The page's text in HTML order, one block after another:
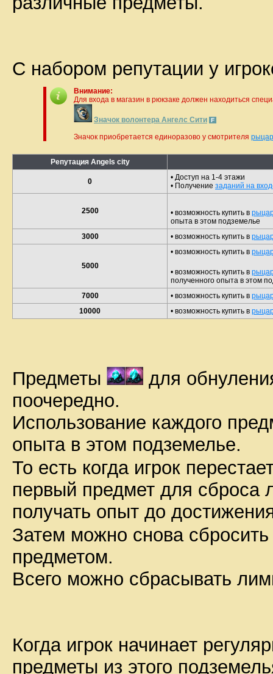
С набором репутации у
Внимание:
Для входа в магазин в рюкзаке должен находиться
Значок волонтера Ангелс Сити F
Значок приобретается единоразово у смотрителя
Репутация Angels city
0
• Доступ на 1-4 этажи
• Получение заданий на
2500 • возможность купить в
опыта в этом подземелье
3000
• возможность купить в
5000
• возможность купить в
• возможность купить в
полученного опыта в этом
7000
• возможность купить в
10000
• возможность купить в
Предметы
для
поочередно.
Использование каждого
опыта в этом подземелье.
То есть когда игрок
первый предмет для сброса
получать опыт до
Затем можно снова
предметом.
Всего можно сбрасывать
Когда игрок начинает
предметы из этого